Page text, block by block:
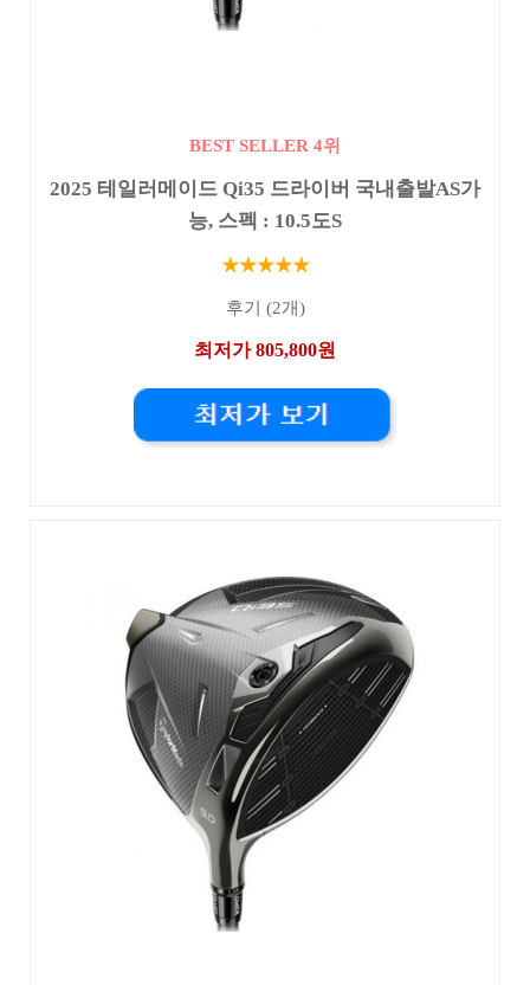
BEST SELLER 4위
2025 테일러메이드 Qi35 드라이버 국내출발AS가
능, 스펙 : 10.5도S
★★★★★
후기 (2개)
최저가 805,800원